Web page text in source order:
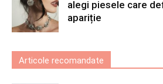
alegi piesele care
apariție
Articole recomandate